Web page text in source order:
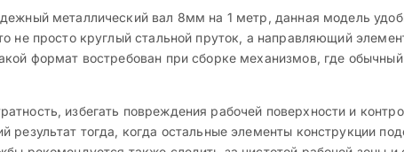
металлический вал 8мм на 1 метр, данная модель
не просто круглый стальной пруток, а направляющий
формат востребован при сборке механизмов, где
избегать повреждения рабочей поверхности и
результат тогда, когда остальные элементы конструкции